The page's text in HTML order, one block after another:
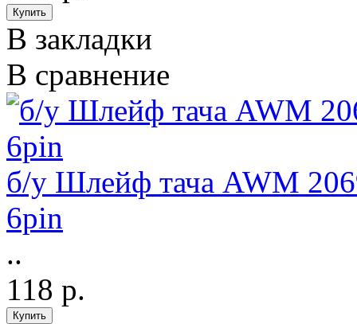
В закладки
В сравнение
б/у Шлейф тача AWM
6pin
..
118 р.